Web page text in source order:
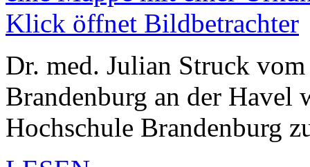
Dr. med. Julian Struck
Brandenburg an der Havel
Hochschule Brandenburg